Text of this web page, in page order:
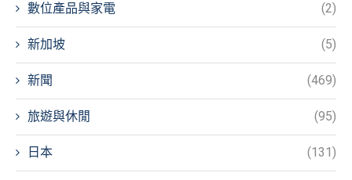
數位產品與家電 (2)
新加坡 (5)
新聞 (469)
旅遊與休閒 (95)
日本 (131)